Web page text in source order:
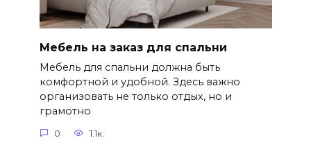
Мебель на заказ для спальни
Мебель для спальни должна быть
комфортной и удобной. Здесь важно
организовать не только отдых, но и
грамотно
0 1.1к.